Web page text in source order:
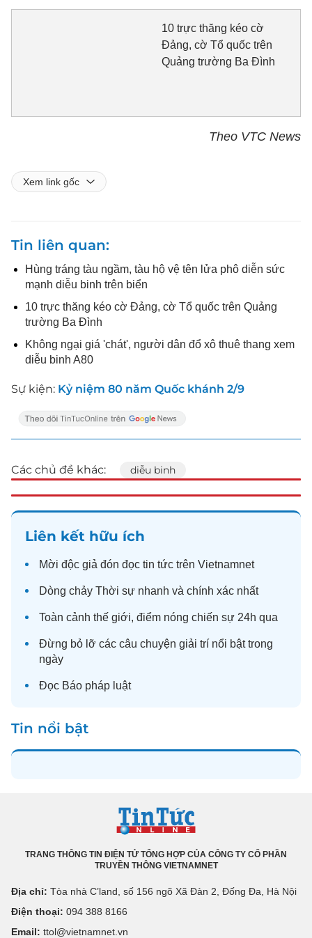
10 trực thăng kéo cờ
Đảng, cờ Tổ quốc trên
Quảng trường Ba Đình
Theo VTC News
Xem link gốc
Tin liên quan
Hùng tráng tàu ngầm, tàu hộ vệ tên lửa phô diễn sức
mạnh diễu binh trên biển
10 trực thăng kéo cờ Đảng, cờ Tổ quốc trên Quảng
trường Ba Đình
Không ngại giá 'chát', người dân đổ xô thuê thang xem
diễu binh A80
Sự kiện: Kỷ niệm 80 năm Quốc khánh 2/9
Các chủ đề khác: diễu binh
Liên kết hữu ích
Mời độc giả đón đọc tin tức trên Vietnamnet
Dòng chảy Thời sự nhanh và chính xác nhất
Toàn cảnh thế giới, điểm nóng chiến sự 24h qua
Đừng bỏ lỡ các câu chuyện giải trí nổi bật trong
ngày
Đọc Báo pháp luật
Tin nổi bật
TRANG THÔNG TIN ĐIỆN TỬ TỔNG HỢP CỦA CÔNG TY CỔ PHẦN
TRUYỀN THÔNG VIETNAMNET
Địa chỉ: Tòa nhà C’land, số 156 ngõ Xã Đàn 2, Đống Đa, Hà Nội
Điện thoại: 094 388 8166
Email: ttol@vietnamnet.vn